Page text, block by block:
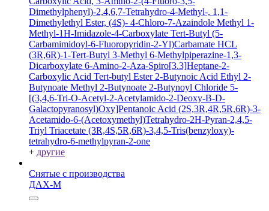
Dimethylphenyl)-2,4,6,7-Tetrahydro-4-Methyl-, 1,1-
Dimethylethyl Ester, (4S)- 4-Chloro-7-Azaindole Methyl 1-
Methyl-1H-Imidazole-4-Carboxylate Tert-Butyl (5-
Carbamimidoyl-6-Fluoropyridin-2-Yl)Carbamate HCL
(3R,6R)-1-Tert-Butyl 3-Methyl 6-Methylpiperazine-1,3-
Dicarboxylate 6-Amino-2-Aza-Spiro[3.3]Heptane-2-
Carboxylic Acid Tert-butyl Ester 2-Butynoic Acid Ethyl 2-
Butynoate Methyl 2-Butynoate 2-Butynoyl Chloride 5-
[(3,4,6-Tri-O-Acetyl-2-Acetylamido-2-Deoxy-B-D-
Galactopyranosyl)Oxy]Pentanoic Acid (2S,3R,4R,5R,6R)-3-
Acetamido-6-(Acetoxymethyl)Tetrahydro-2H-Pyran-2,4,5-
Triyl Triacetate (3R,4S,5R,6R)-3,4,5-Tris(benzyloxy)-
tetrahydro-6-methylpyran-2-one
+ другие
Снятые с производства
ДАХ-М